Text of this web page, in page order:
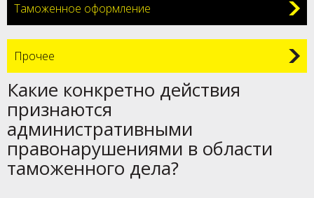
Таможенное оформление
Прочее
Какие конкретно действия
признаются
административными
правонарушениями в области
таможенного дела?